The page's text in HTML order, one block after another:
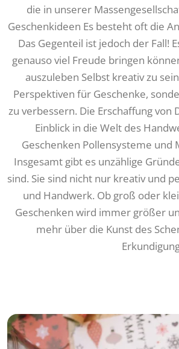
die in unserer
Geschenkideen Es besteht oft die
Das Gegenteil ist jedoch der Fall!
genauso viel Freude bringen
auszuleben Selbst kreativ zu
Perspektiven für Geschenke,
zu verbessern. Die Erschaffung
Einblick in die Welt des
Geschenken Pollensysteme
Insgesamt gibt es unzählige
sind. Sie sind nicht nur kreativ und
und Handwerk. Ob groß oder
Geschenken wird immer größer
mehr über die Kunst des